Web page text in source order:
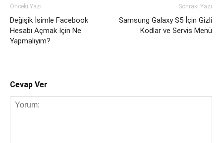
Önceki Yazı
Değişik İsimle Facebook
Hesabı Açmak İçin Ne
Yapmalıyım?
Sonraki Yazı
Samsung Galaxy S5 İçin Gizli
Kodlar ve Servis Menü
Cevap Ver